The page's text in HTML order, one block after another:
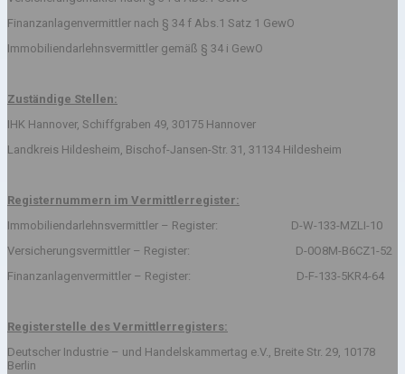
Finanzanlagenvermittler nach § 34 f Abs.1 Satz 1 GewO
Immobiliendarlehnsvermittler gemäß § 34 i GewO
Zuständige Stellen:
IHK Hannover, Schiffgraben 49, 30175 Hannover
Landkreis Hildesheim, Bischof-Jansen-Str. 31, 31134 Hildesheim
Registernummern im Vermittlerregister:
Immobiliendarlehnsvermittler – Register: D-W-133-MZLI-10
Versicherungsvermittler – Register: D-0O8M-B6CZ1-52
Finanzanlagenvermittler – Register: D-F-133-5KR4-64
Registerstelle des Vermittlerregisters:
Deutscher Industrie – und Handelskammertag e.V., Breite Str. 29, 10178
Berlin